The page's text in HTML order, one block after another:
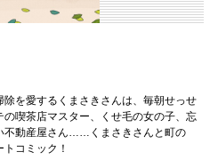
除を愛するくまさきさんは、毎朝せっせ
喫茶店マスター、くせ毛の女の子、忘
不動産屋さん……くまさきさんと町の
コミック！